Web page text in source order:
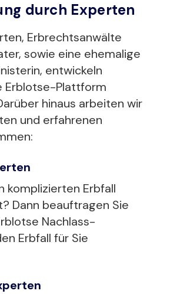
durch Experten
Erbrechtsanwälte
sowie eine ehemalige
entwickeln
Erblotse-Plattform
hinaus arbeiten wir
und erfahrenen
komplizierten Erbfall
Dann beauftragen Sie
Nachlass-
Erbfall für Sie